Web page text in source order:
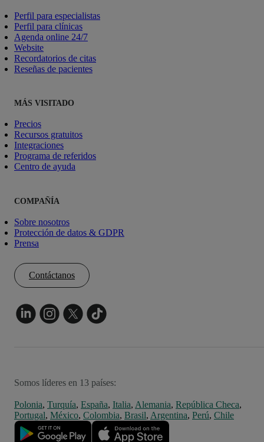
Perfil para especialistas
Perfil para clínicas
Agenda online 24/7
Website
Recordatorios de citas
Reseñas de pacientes
MÁS VISITADO
Precios
Recursos gratuitos
Integraciones
Programa de referidos
Centro de ayuda
COMPAÑÍA
Sobre nosotros
Protección de datos & GDPR
Prensa
Contáctanos
Somos líderes en 13 países:
Polonia, Turquía, España, Italia, Alemania, República Checa,
Portugal, México, Colombia, Brasil, Argentina, Perú, Chile